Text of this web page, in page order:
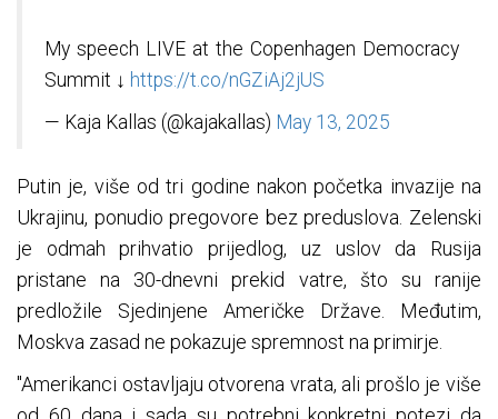
My speech LIVE at the Copenhagen Democracy
Summit ↓ https://t.co/nGZiAj2jUS
— Kaja Kallas (@kajakallas) May 13, 2025
Putin je, više od tri godine nakon početka invazije na
Ukrajinu, ponudio pregovore bez preduslova. Zelenski
je odmah prihvatio prijedlog, uz uslov da Rusija
pristane na 30-dnevni prekid vatre, što su ranije
predložile Sjedinjene Američke Države. Međutim,
Moskva zasad ne pokazuje spremnost na primirje.
"Amerikanci ostavljaju otvorena vrata, ali prošlo je više